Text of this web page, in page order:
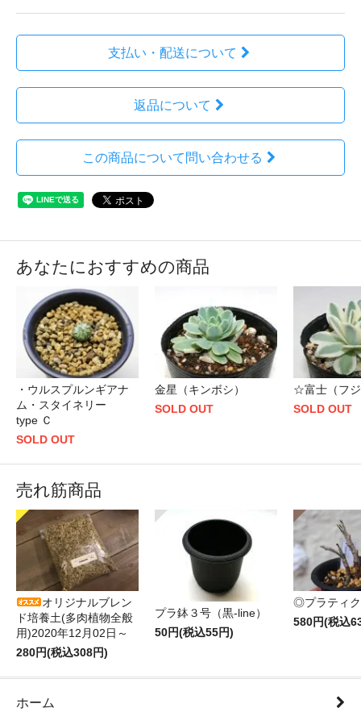
支払い・配送について
返品について
この商品について問い合わせる
あなたにおすすめの商品
・ウルスプルンギアナ
ム・スタイネリー
type Ｃ
SOLD OUT
金星（キンボシ）
SOLD OUT
☆富士（フ
SOLD OUT
売れ筋商品
オリジナルブレン
ド培養土(多肉植物全般
用)2020年12月02日～
280円(税込308円)
プラ鉢３号（黒-line）
50円(税込55円)
◎プラティ
580円(税込
ホーム